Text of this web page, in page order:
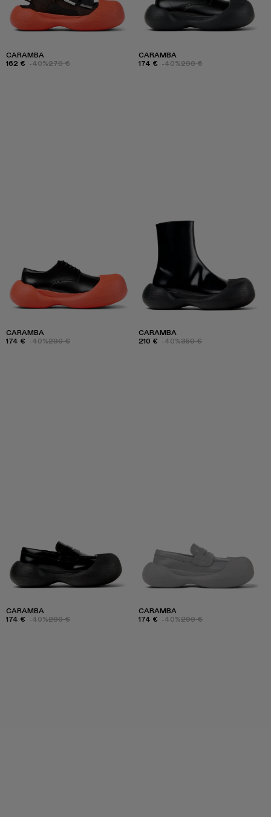
CARAMBA
162 € -40%270 €
CARAMBA
174 € -40%290 €
CARAMBA
174 € -40%290 €
CARAMBA
210 € -40%350 €
CARAMBA
174 € -40%290 €
CARAMBA
174 € -40%290 €